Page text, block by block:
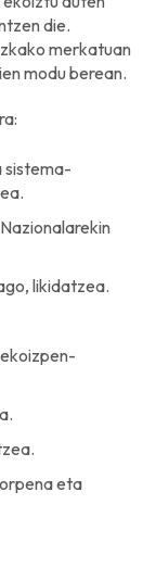
die.
merkatuan
modu berean.
sistema-
likidatzea.
eta